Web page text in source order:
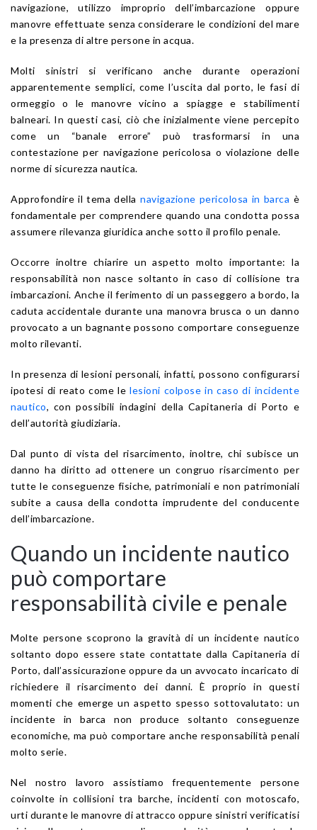
navigazione, utilizzo improprio dell’imbarcazione oppure
manovre effettuate senza considerare le condizioni del mare
e la presenza di altre persone in acqua.
Molti sinistri si verificano anche durante operazioni
apparentemente semplici, come l’uscita dal porto, le fasi di
ormeggio o le manovre vicino a spiagge e stabilimenti
balneari. In questi casi, ciò che inizialmente viene percepito
come un “banale errore” può trasformarsi in una
contestazione per navigazione pericolosa o violazione delle
norme di sicurezza nautica.
Approfondire il tema della navigazione pericolosa in barca è
fondamentale per comprendere quando una condotta possa
assumere rilevanza giuridica anche sotto il profilo penale.
Occorre inoltre chiarire un aspetto molto importante: la
responsabilità non nasce soltanto in caso di collisione tra
imbarcazioni. Anche il ferimento di un passeggero a bordo, la
caduta accidentale durante una manovra brusca o un danno
provocato a un bagnante possono comportare conseguenze
molto rilevanti.
In presenza di lesioni personali, infatti, possono configurarsi
ipotesi di reato come lelesioni colpose in caso di incidente
nautico, con possibili indagini della Capitaneria di Porto e
dell’autorità giudiziaria.
Dal punto di vista del risarcimento, inoltre, chi subisce un
danno ha diritto ad ottenere un congruo risarcimento per
tutte le conseguenze fisiche, patrimoniali e non patrimoniali
subite a causa della condotta imprudente del conducente
dell’imbarcazione.
Quando un incidente nautico
può comportare
responsabilità civile e penale
Molte persone scoprono la gravità di un incidente nautico
soltanto dopo essere state contattate dalla Capitaneria di
Porto, dall’assicurazione oppure da un avvocato incaricato di
richiedere il risarcimento dei danni. È proprio in questi
momenti che emerge un aspetto spesso sottovalutato: un
incidente in barca non produce soltanto conseguenze
economiche, ma può comportare anche responsabilità penali
molto serie.
Nel nostro lavoro assistiamo frequentemente persone
coinvolte in collisioni tra barche, incidenti con motoscafo,
urti durante le manovre di attracco oppure sinistri verificatisi